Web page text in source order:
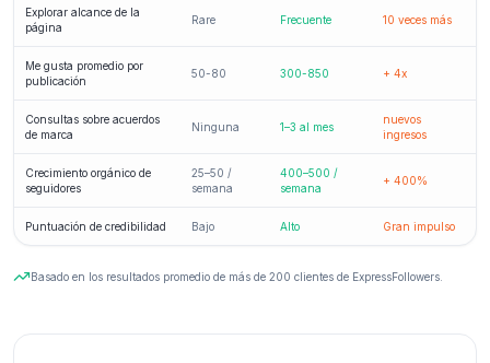
Explorar alcance de la
página
Rare Frecuente 10 veces más
Me gusta promedio por
publicación
50-80 300-850 + 4x
Consultas sobre acuerdos
de marca
Ninguna 1–3 al mes
nuevos
ingresos
Crecimiento orgánico de
seguidores
25–50 /
semana
400–500 /
semana
+ 400%
Puntuación de credibilidad Bajo Alto Gran impulso
Basado en los resultados promedio de más de 200 clientes de ExpressFollowers.